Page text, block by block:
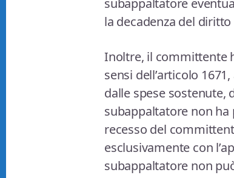
subappaltatore
la decadenza del
Inoltre, il committente
sensi dell’articolo
dalle spese sostenute,
subappaltatore non ha
recesso del
esclusivamente con
subappaltatore non